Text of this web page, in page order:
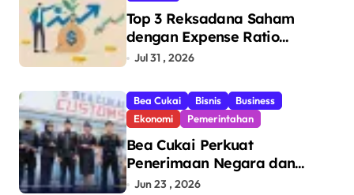
Top 3 Reksadana Saham
dengan Expense Ratio
Terendah
Jul 31 , 2026
Bea Cukai Bisnis
Business
Ekonomi
Pemerintahan
Bea Cukai Perkuat
Penerimaan Negara dan
Pengawasan, Setor Rp123,8
Jun 23 , 2026